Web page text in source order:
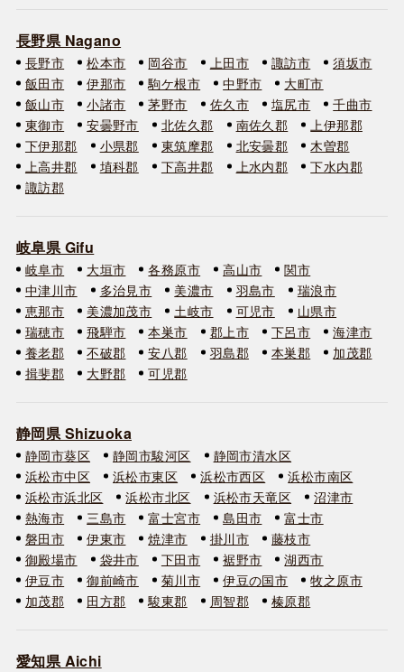
長野県 Nagano
長野市 松本市 岡谷市 上田市 諏訪市
須坂市
飯田市
伊那市 駒ケ根市 中野市
大町市
飯山市
小諸市 茅野市 佐久市 塩尻市
千曲市
東御市
安曇野市 北佐久郡 南佐久郡
上伊那郡
下伊那郡
小県郡 東筑摩郡 北安曇郡
木曽郡
上高井郡
埴科郡 下高井郡 上水内郡
下水内郡
諏訪郡
岐阜県 Gifu
岐阜市 大垣市 各務原市 高山市
関市
中津川市
多治見市 美濃市 羽島市
瑞浪市
恵那市
美濃加茂市 土岐市 可児市
山県市
瑞穂市
飛騨市 本巣市 郡上市 下呂市
海津市
養老郡
不破郡 安八郡 羽島郡 本巣郡
加茂郡
揖斐郡
大野郡 可児郡
静岡県 Shizuoka
静岡市葵区 静岡市駿河区
静岡市清水区
浜松市中区
浜松市東区 浜松市西区
浜松市南区
浜松市浜北区
浜松市北区 浜松市天竜区
沼津市
熱海市
三島市 富士宮市 島田市
富士市
磐田市
伊東市 焼津市 掛川市
藤枝市
御殿場市
袋井市 下田市 裾野市
湖西市
伊豆市
御前崎市 菊川市 伊豆の国市
牧之原市
加茂郡
田方郡 駿東郡 周智郡 榛原郡
愛知県 Aichi